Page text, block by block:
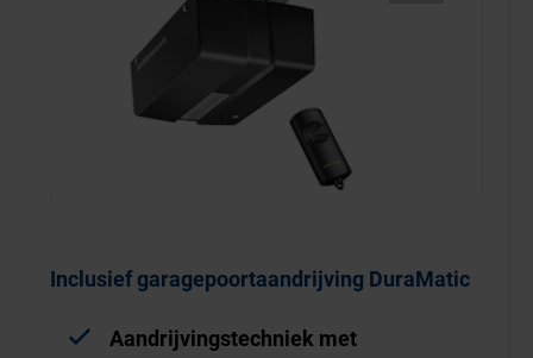
Inclusief garagepoortaandrijving DuraMatic
Aandrijvingstechniek met